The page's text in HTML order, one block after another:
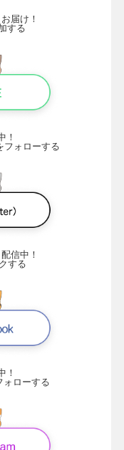
届け！
する
！
フォローする
信中！
する
！
ォローする